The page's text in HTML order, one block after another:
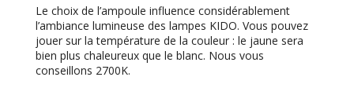
Le choix de l’ampoule influence considérablement
l’ambiance lumineuse des lampes KIDO. Vous pouvez
jouer sur la température de la couleur : le jaune sera
bien plus chaleureux que le blanc. Nous vous
conseillons 2700K.